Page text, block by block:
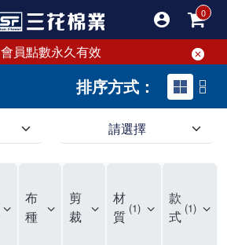
會員點數永久有效
排序方式：
請選擇
布
種
剪
裁
材
質 1
款
式 1